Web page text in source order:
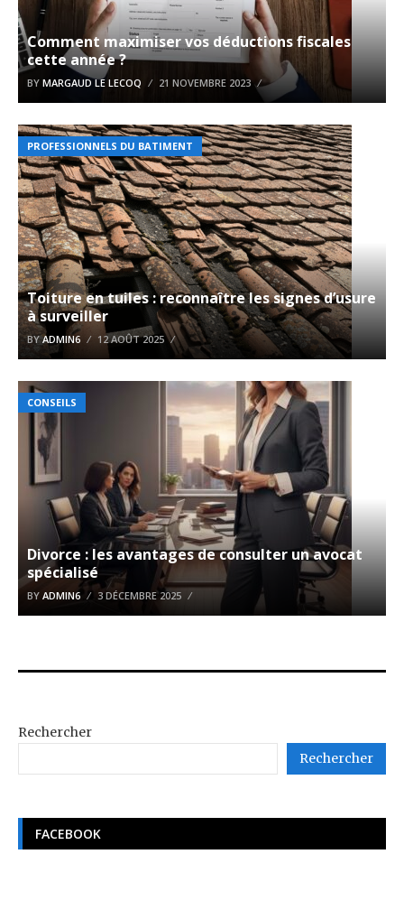
Comment maximiser vos déductions fiscales
cette année ?
BY MARGAUD LE LECOQ 21 NOVEMBRE 2023
PROFESSIONNELS DU BATIMENT
Toiture en tuiles : reconnaître les signes d’usure
à surveiller
BYADMIN6 12 AOÛT 2025
CONSEILS
Divorce : les avantages de consulter un avocat
spécialisé
BY ADMIN6 3 DÉCEMBRE 2025
Rechercher
Rechercher
FACEBOOK